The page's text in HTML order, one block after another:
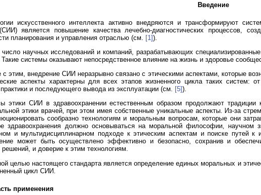
Введение
искусственного интеллекта активно внедряются и трансформируют
является повышение качества лечебно-диагностических процессов,
планирования и управления отраслью (см. [1]).
число научных исследований и компаний, разрабатывающих
Такие системы оказывают непосредственное влияние на жизнь и здоровье
с этим, внедрение СИИ неразрывно связано с этическими аспектами, которые
аспекты характерны для всех этапов жизненного цикла таких систем:
и последующего вывода из эксплуатации (см. [5]).
этики СИИ в здравоохранении естественным образом продолжают традиции
этики врачей, при этом имея собственные уникальные аспекты. Из-за
сообразно технологиям и моральным вопросам, которые они
должно основываться на моральной философии, научном
и мультидисциплинарном подходе к этическим аспектам и поиске путей к
может быть осуществлено эффективно и безопасно, сохранив и
и доверие к этим технологиям.
целью настоящего стандарта является определение единых моральных и
цикл СИИ.
применения